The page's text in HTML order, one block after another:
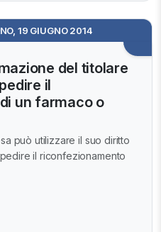
19 GIUGNO 2014
del titolare
il
un farmaco o
può utilizzare il suo diritto
il riconfezionamento